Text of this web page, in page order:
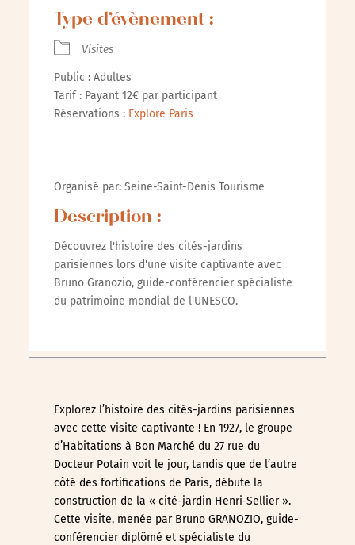
Type d’évènement :
Visites
Public : Adultes
Tarif : Payant 12€ par participant
Réservations : Explore Paris
Organisé par: Seine-Saint-Denis Tourisme
Description :
Découvrez l'histoire des cités-jardins
parisiennes lors d'une visite captivante avec
Bruno Granozio, guide-conférencier spécialiste
du patrimoine mondial de l'UNESCO.
Explorez l’histoire des cités-jardins parisiennes
avec cette visite captivante ! En 1927, le groupe
d’Habitations à Bon Marché du 27 rue du
Docteur Potain voit le jour, tandis que de l’autre
côté des fortifications de Paris, débute la
construction de la « cité-jardin Henri-Sellier ».
Cette visite, menée par Bruno GRANOZIO, guide-
conférencier diplômé et spécialiste du